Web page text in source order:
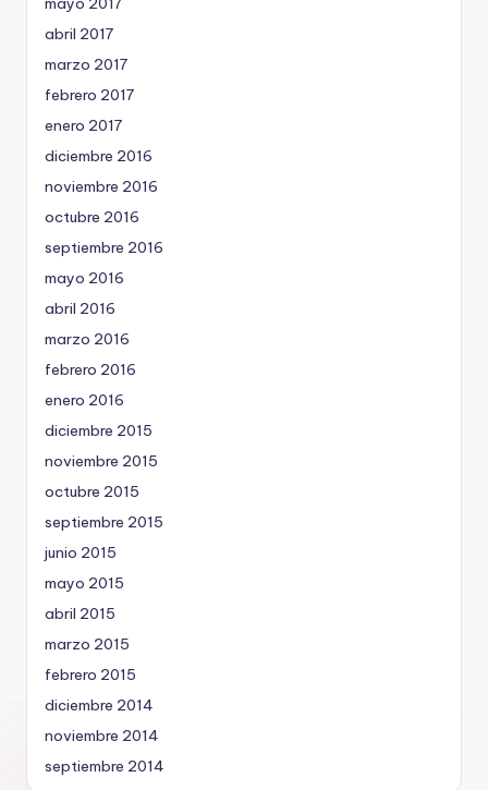
abril 2017
marzo 2017
febrero 2017
enero 2017
diciembre 2016
noviembre 2016
octubre 2016
septiembre 2016
mayo 2016
abril 2016
marzo 2016
febrero 2016
enero 2016
diciembre 2015
noviembre 2015
octubre 2015
septiembre 2015
junio 2015
mayo 2015
abril 2015
marzo 2015
febrero 2015
diciembre 2014
noviembre 2014
septiembre 2014